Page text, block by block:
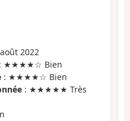
2022
: ★★★★☆ Bien
: ★★★★☆ Bien
: ★★★★★ Très